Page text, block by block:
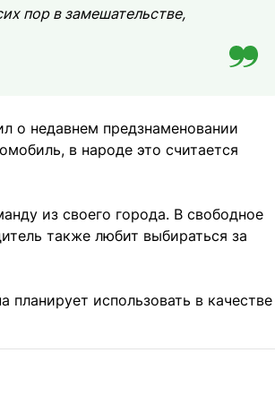
пор в замешательстве,
о недавнем предзнаменовании
в народе это считается
из своего города. В свободное
также любит выбираться за
использовать в качестве